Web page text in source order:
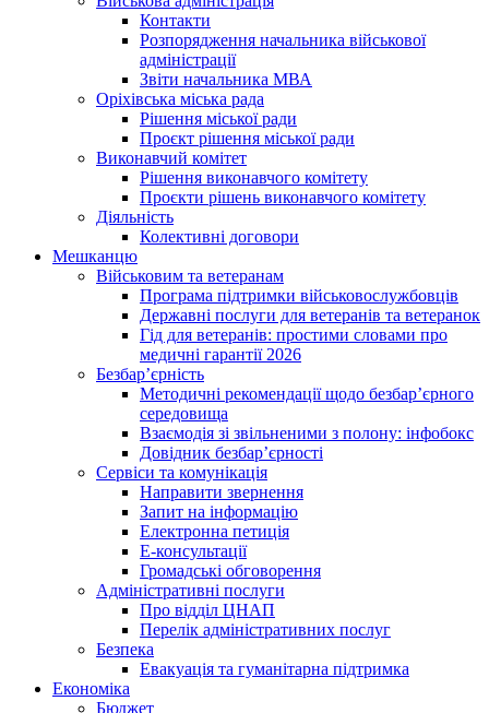
Контакти
Розпорядження начальника військової
адміністрації
Звіти начальника МВА
Оріхівська міська рада
Рішення міської ради
Проєкт рішення міської ради
Виконавчий комітет
Рішення виконавчого комітету
Проєкти рішень виконавчого комітету
Діяльність
Колективні договори
Мешканцю
Військовим та ветеранам
Програма підтримки військовослужбовців
Державні послуги для ветеранів та ветеранок
Гід для ветеранів: простими словами про
медичні гарантії 2026
Безбар’єрність
Методичні рекомендації щодо безбар’єрного
середовища
Взаємодія зі звільненими з полону: інфобокс
Довідник безбар’єрності
Сервіси та комунікація
Направити звернення
Запит на інформацію
Електронна петиція
Е-консультації
Громадські обговорення
Адміністративні послуги
Про відділ ЦНАП
Перелік адміністративних послуг
Безпека
Евакуація та гуманітарна підтримка
Економіка
Бюджет